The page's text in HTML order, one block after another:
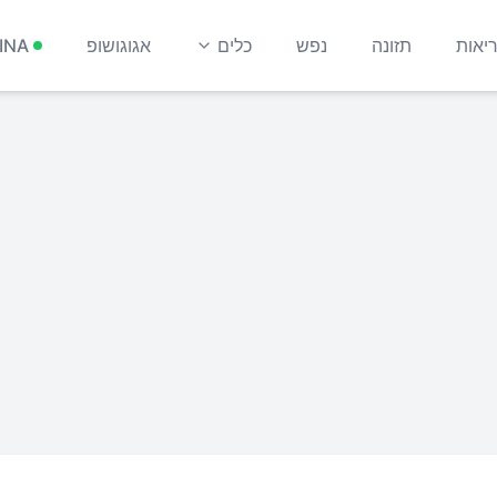
תזונה נפש כלים אגוגושופ